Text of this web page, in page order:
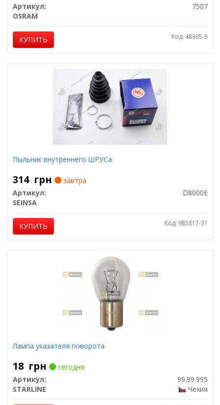
Артикул:
7507
OSRAM
КУПИТЬ Код: 48305-5
Пыльник внутреннего ШРУСа
314 грн
завтра
Артикул:
D8000E
SEINSA
КУПИТЬ Код: 985817-31
Лампа указателя поворота
18 грн
сегодня
Артикул:
99.99.995
STARLINE
Чехия